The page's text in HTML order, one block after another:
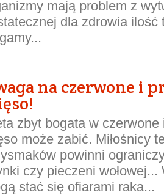
mają problem z
dla zdrowia ilość
na czerwone i
zbyt bogata w czerwone
może zabić. Miłośnicy
powinni
czy pieczeni
stać się ofiarami raka...